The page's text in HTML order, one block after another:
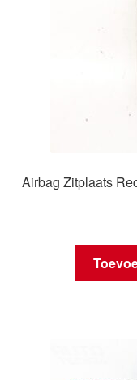
Airbag Zitplaats